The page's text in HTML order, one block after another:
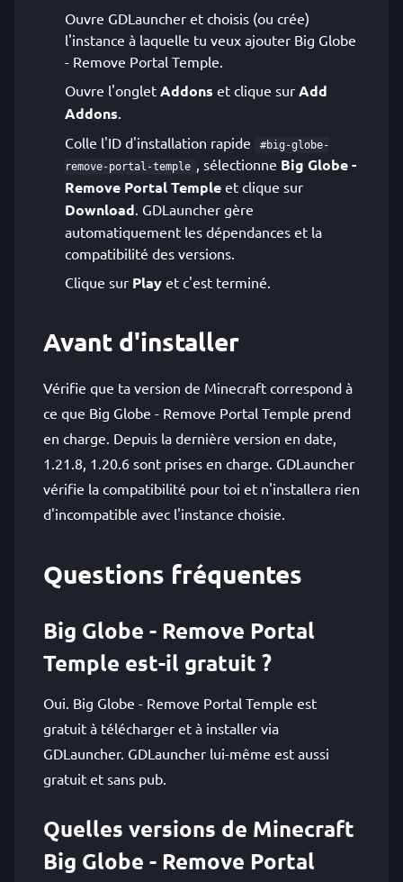
Ouvre GDLauncher et choisis (ou crée)
l'instance à laquelle tu veux ajouter Big Globe
- Remove Portal Temple.
Ouvre l'onglet Addons et clique sur Add
Addons.
Colle l'ID d'installation rapide
#big-globe-
remove-portal-temple , sélectionne Big Globe -
Remove Portal Temple et clique sur
Download. GDLauncher gère
automatiquement les dépendances et la
compatibilité des versions.
Clique sur Play et c'est terminé.
Avant d'installer
Vérifie que ta version de Minecraft correspond à
ce que Big Globe - Remove Portal Temple prend
en charge. Depuis la dernière version en date,
1.21.8, 1.20.6 sont prises en charge. GDLauncher
vérifie la compatibilité pour toi et n'installera rien
d'incompatible avec l'instance choisie.
Questions fréquentes
Big Globe - Remove Portal
Temple est-il gratuit ?
Oui. Big Globe - Remove Portal Temple est
gratuit à télécharger et à installer via
GDLauncher. GDLauncher lui-même est aussi
gratuit et sans pub.
Quelles versions de Minecraft
Big Globe - Remove Portal